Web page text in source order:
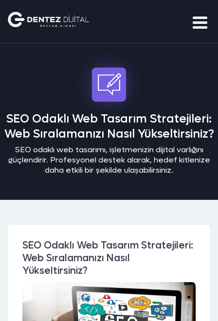
SEO Odaklı Web Tasarım Stratejileri:
Web Sıralamanızı Nasıl Yükseltirsiniz?
SEO odaklı web tasarımı, işletmenizin dijital varlığını
güçlendirir. Profesyonel destek alarak, hedef kitlenize
daha etkili bir şekilde ulaşabilirsiniz.
SEO Odaklı Web Tasarım Stratejileri:
Web Sıralamanızı Nasıl
Yükseltirsiniz?